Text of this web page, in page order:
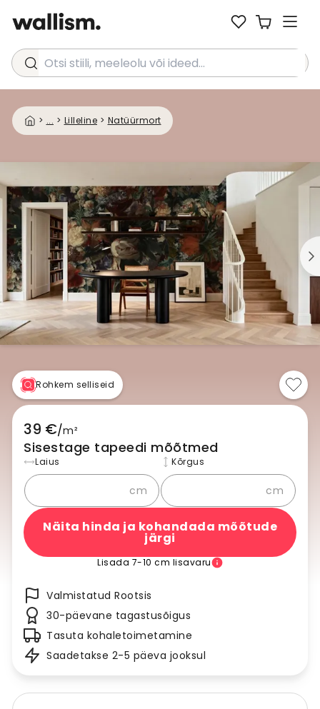
Otsi stiili, meeleolu või ideed...
> ... > Lilleline > Natüürmort
Rohkem selliseid
39 €/m²
Sisestage tapeedi mõõtmed
Laius
cm
Kõrgus
cm
Näita hinda ja kohandada mõõtude
järgi
Lisada 7-10 cm lisavaru
Valmistatud Rootsis
30-päevane tagastusõigus
Tasuta kohaletoimetamine
Saadetakse 2-5 päeva jooksul